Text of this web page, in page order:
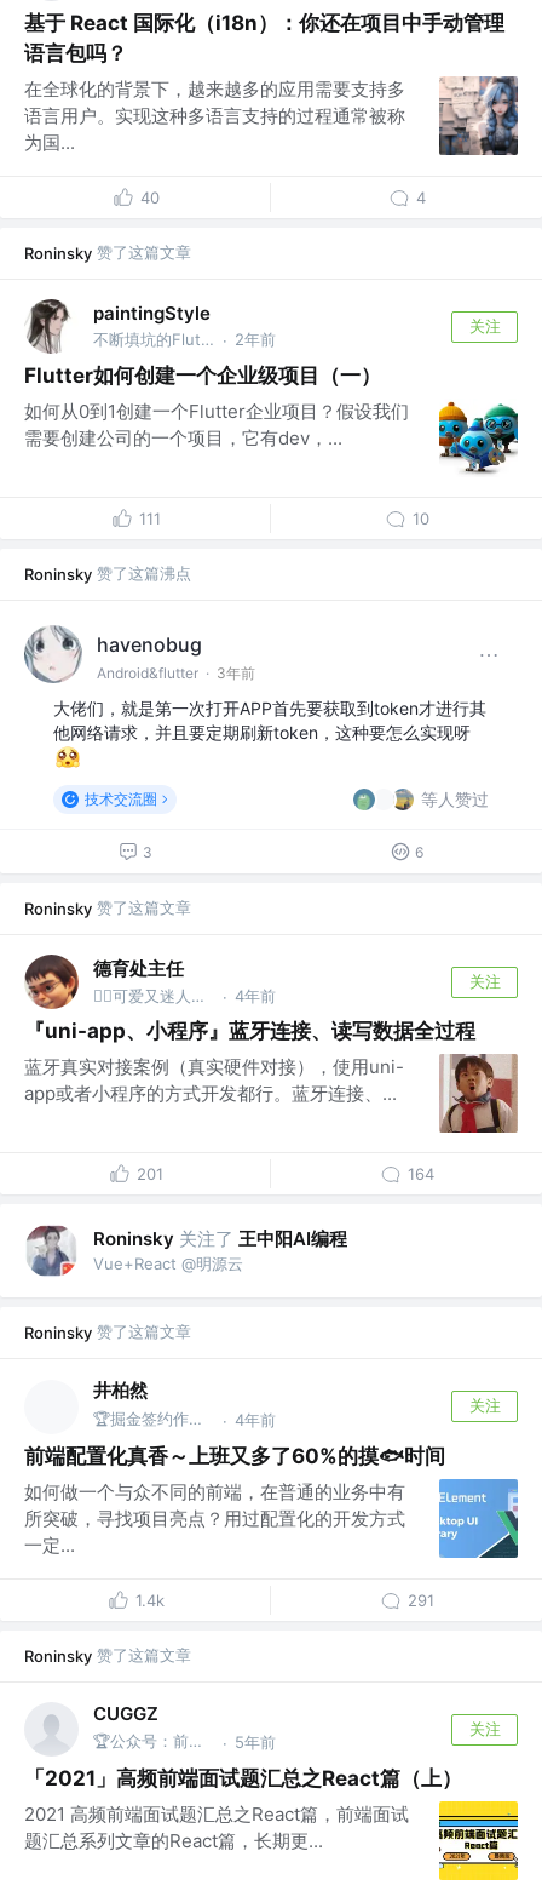
基于 React 国际化（i18n）：你还在项目中手动管理
语言包吗？
在全球化的背景下，越来越多的应用需要支持多
语言用户。实现这种多语言支持的过程通常被称
为国...
40 4
Roninsky 赞了这篇文章
paintingStyle
不断填坑的Flutter程序猿 · 2年前
关注
Flutter如何创建一个企业级项目（一）
如何从0到1创建一个Flutter企业项目？假设我们
需要创建公司的一个项目，它有dev，...
111 10
Roninsky 赞了这篇沸点
havenobug
Android&flutter · 3年前
大佬们，就是第一次打开APP首先要获取到token才进行其
他网络请求，并且要定期刷新token，这种要怎么实现呀
技术交流圈 等人赞过
3 6
Roninsky 赞了这篇文章
德育处主任
👮‍♂️可爱又迷人的反派保安 @德育处 · 4年前
关注
『uni-app、小程序』蓝牙连接、读写数据全过程
蓝牙真实对接案例（真实硬件对接），使用uni-
app或者小程序的方式开发都行。蓝牙连接、...
201 164
Roninsky 关注了 王中阳AI编程
Vue+React @明源云
Roninsky 赞了这篇文章
井柏然
🏆掘金签约作者 @ FE · 4年前
关注
前端配置化真香～上班又多了60%的摸🐟时间
如何做一个与众不同的前端，在普通的业务中有
所突破，寻找项目亮点？用过配置化的开发方式
一定...
1.4k 291
Roninsky 赞了这篇文章
CUGGZ
🏆公众号：前端充电宝 · 5年前
关注
「2021」高频前端面试题汇总之React篇（上）
2021 高频前端面试题汇总之React篇，前端面试
题汇总系列文章的React篇，长期更...